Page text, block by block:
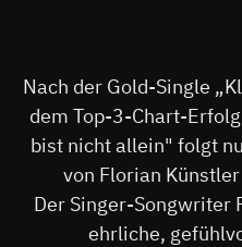
Nach der Gold-Single
dem Top-3-Chart-
bist nicht allein" folgt
von Florian
Der Singer-Songwriter
ehrliche,